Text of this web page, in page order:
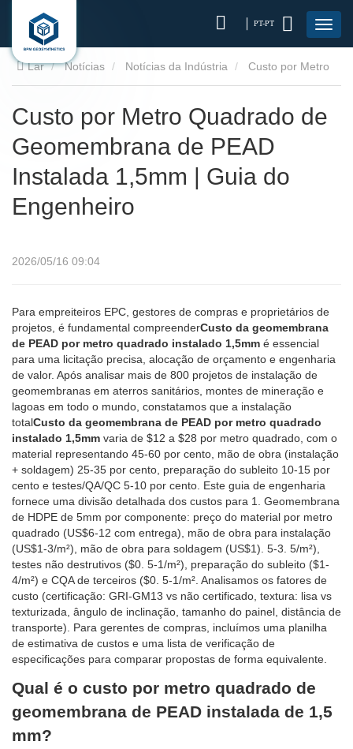
PT-PT
Lar Notícias Notícias da Indústria
do Engenheiro
Custo por Metro Quadrado de
Geomembrana de PEAD
Instalada 1,5mm | Guia do
Engenheiro
2026/05/16 09:04
Para empreiteiros EPC, gestores de compras e proprietários de
projetos, é fundamental compreenderCusto da geomembrana
de PEAD por metro quadrado instalado 1,5mm é essencial
para uma licitação precisa, alocação de orçamento e engenharia
de valor. Após analisar mais de 800 projetos de instalação de
geomembranas em aterros sanitários, montes de mineração e
lagoas em todo o mundo, constatamos que a instalação
totalCusto da geomembrana de PEAD por metro quadrado
instalado 1,5mm varia de $12 a $28 por metro quadrado, com o
material representando 45-60 por cento, mão de obra (instalação
+ soldagem) 25-35 por cento, preparação do subleito 10-15 por
cento e testes/QA/QC 5-10 por cento. Este guia de engenharia
fornece uma divisão detalhada dos custos para 1. Geomembrana
de HDPE de 5mm por componente: preço do material por metro
quadrado (US$6-12 com entrega), mão de obra para instalação
(US$1-3/m²), mão de obra para soldagem (US$1). 5-3. 5/m²),
testes não destrutivos ($0. 5-1/m²), preparação do subleito ($1-
4/m²) e CQA de terceiros ($0. 5-1/m². Analisamos os fatores de
custo (certificação: GRI-GM13 vs não certificado, textura: lisa vs
texturizada, ângulo de inclinação, tamanho do painel, distância de
transporte). Para gerentes de compras, incluímos uma planilha
de estimativa de custos e uma lista de verificação de
especificações para comparar propostas de forma equivalente.
Qual é o custo por metro quadrado de
geomembrana de PEAD instalada de 1,5
mm?